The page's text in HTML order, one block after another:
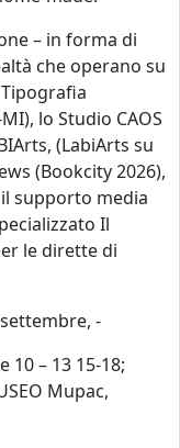
– in forma di
che operano su
lo Studio CAOS
(LabiArts su
(Bookcity 2026),
supporto media
Il
le dirette di
-
– 13 15-18;
Mupac,